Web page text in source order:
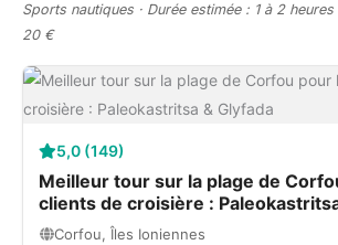
Sports nautiques · Durée estimée : 1 à 2
20 €
5,0 (149)
Meilleur tour sur la plage de
clients de croisière :
Corfou, Îles Ioniennes